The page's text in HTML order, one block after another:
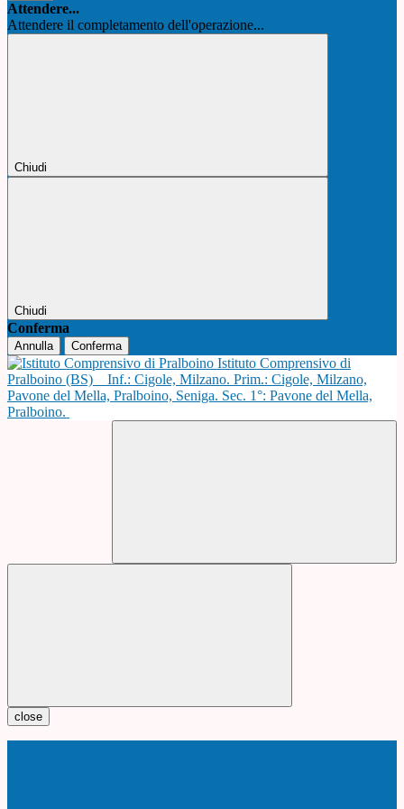
Attendere...
Attendere il completamento dell'operazione...
Chiudi
Chiudi
Conferma
Annulla Conferma
Istituto Comprensivo di
Pralboino (BS)
Inf.: Cigole, Milzano. Prim.: Cigole, Milzano,
Pavone del Mella, Pralboino, Seniga. Sec. 1°: Pavone del Mella,
Pralboino.
close